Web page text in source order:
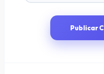
Publicar